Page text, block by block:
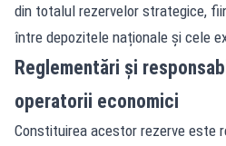
din totalul rezervelor strategice,
între depozitele naționale și cele
Reglementări și
operatorii economici
Constituirea acestor rezerve este